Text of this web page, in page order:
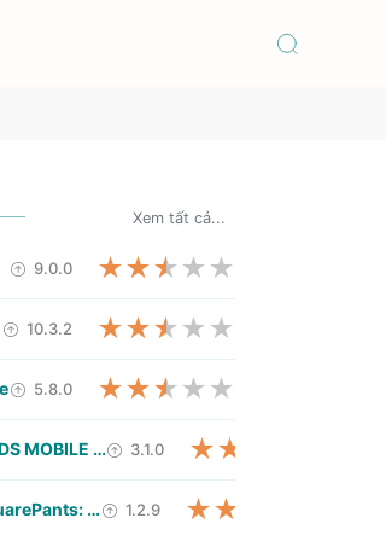
Xem tất cả...
9.0.0
10.3.2
5.8.0
BATTLEGROUNDS MOBILE INDIA 3.1.0
SpongeBob SquarePants: Battle 1.2.9